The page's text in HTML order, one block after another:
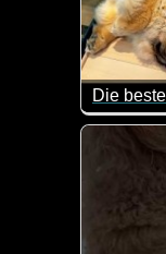
Die
Eine